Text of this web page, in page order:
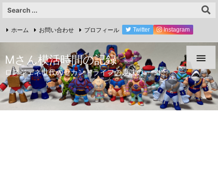

ホーム お問い合わせ プロフィール Twitter Instagram
Mさん模活時間の記録
ロスジェネ世代のセカンドライフの趣味の一つに